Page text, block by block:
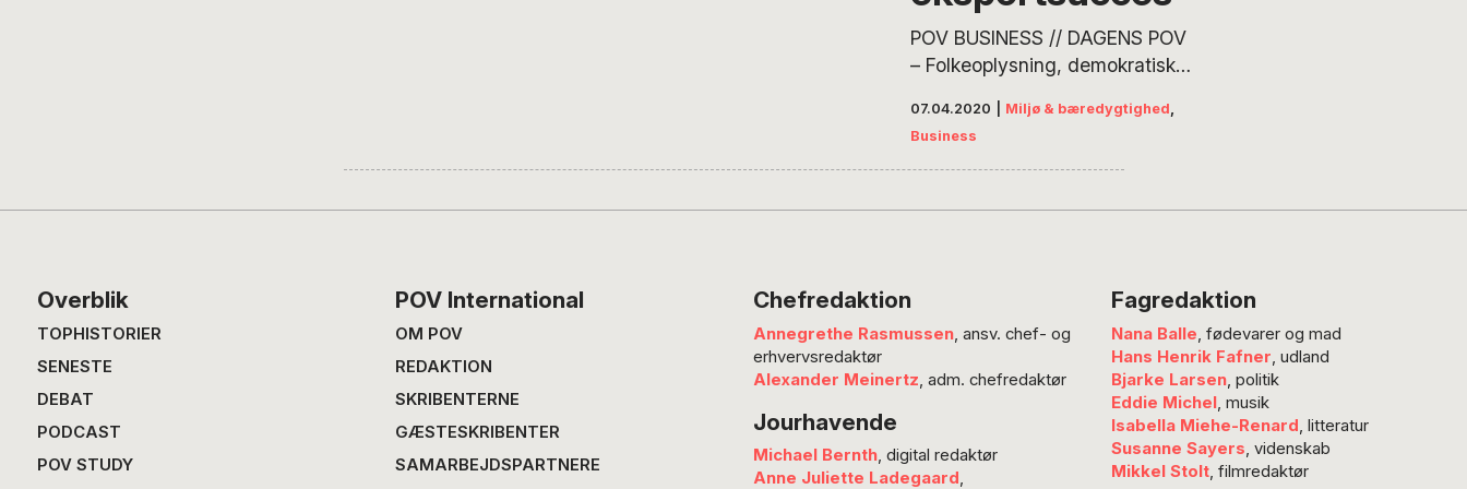
beboer i økosamfundet
Permatopia og
underviser i Levende
Lokalsamfund. Dette
POV BUSINESS // DAGENS POV
– Folkeoplysning, demokratisk
eksperimental-zoner kan skabe
nye rammer for både et fornyet
folkeligt engagement og
genopbygge naturgrundlaget til
gavn for miljøet og klimaet og
give en øget tilfredshed med
livet for det…
07.04.2020 Miljø & bæredygtighed,
Business
Footer
Overblik
TOPHISTORIER
SENESTE
DEBAT
PODCAST
POV STUDY
POV International
OM POV
REDAKTION
SKRIBENTERNE
GÆSTESKRIBENTER
SAMARBEJDSPARTNERE
Chefredaktion
Annegrethe Rasmussen, ansv. chef- og
erhvervsredaktør
Alexander Meinertz , adm. chefredaktør
Jourhavende
Michael Bernth, digital redaktør
Anne Juliette Ladegaard ,
Fagredaktion
Nana Balle , fødevarer og mad
Hans Henrik Fafner , udland
Bjarke Larsen , politik
Eddie Michel , musik
Isabella Miehe-Renard , litteratur
Susanne Sayers , videnskab
Mikkel Stolt , filmredaktør